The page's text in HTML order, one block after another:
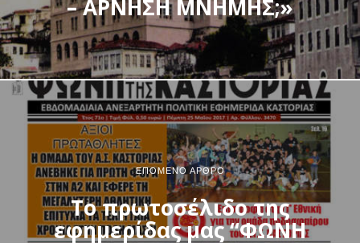
– ΑΡΝΗΣΗ ΜΝΗΜΗΣ;»
ΕΠΌΜΕΝΟ ΆΡΘΡΟ
Το πρωτοσέλιδο της
εφημερίδας μας “ΦΩΝΗ